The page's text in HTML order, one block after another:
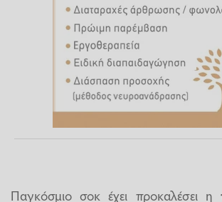
Παγκόσμιο σοκ έχει προκαλέσει η